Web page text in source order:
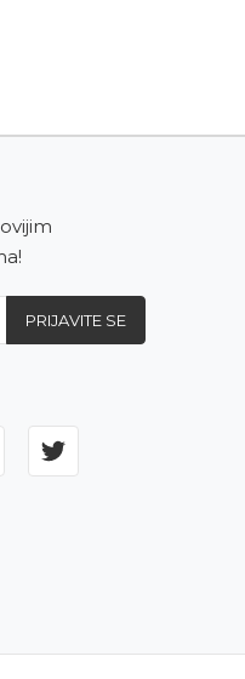
PRIJAVITE SE